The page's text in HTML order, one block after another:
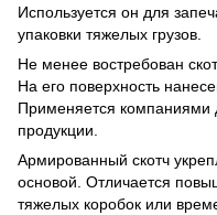
Используется он для
упаковки тяжелых грузов.
Не менее востребован
На его поверхность
Применяется компаниями
продукции.
Армированный скотч
основой. Отличается
тяжелых коробок или